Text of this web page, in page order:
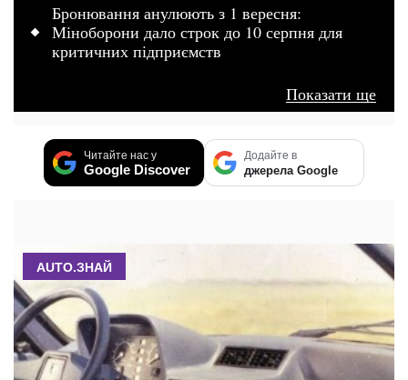
Бронювання анулюють з 1 вересня:
Міноборони дало строк до 10 серпня для
критичних підприємств
Показати ще
Читайте нас у
Google Discover
Додайте в
джерела Google
AUTO.ЗНАЙ